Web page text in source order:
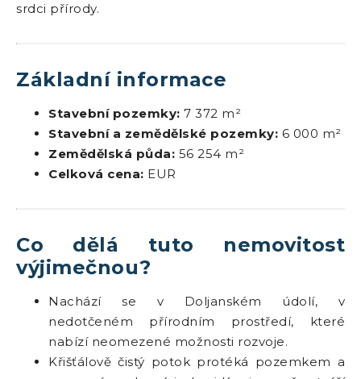
srdci přírody.
Základní informace
Stavební pozemky: 7 372 m²
Stavební a zemědělské pozemky: 6 000 m²
Zemědělská půda: 56 254 m²
Celková cena: EUR
Co dělá tuto nemovitost
výjimečnou?
Nachází se v Doljanském údolí, v
nedotčeném přírodním prostředí, které
nabízí neomezené možnosti rozvoje.
Křišťálově čistý potok protéká pozemkem a